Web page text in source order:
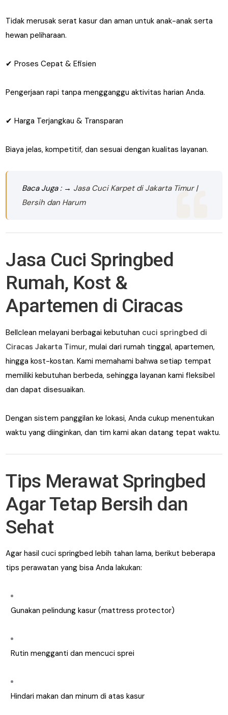
Tidak merusak serat kasur dan aman untuk anak-anak serta
hewan peliharaan.
✔ Proses Cepat & Efisien
Pengerjaan rapi tanpa mengganggu aktivitas harian Anda.
✔ Harga Terjangkau & Transparan
Biaya jelas, kompetitif, dan sesuai dengan kualitas layanan.
Baca Juga : → Jasa Cuci Karpet di Jakarta Timur |
Bersih dan Harum
Jasa Cuci Springbed
Rumah, Kost &
Apartemen di Ciracas
Bellclean melayani berbagai kebutuhan cuci springbed di
Ciracas Jakarta Timur, mulai dari rumah tinggal, apartemen,
hingga kost-kostan. Kami memahami bahwa setiap tempat
memiliki kebutuhan berbeda, sehingga layanan kami fleksibel
dan dapat disesuaikan.
Dengan sistem panggilan ke lokasi, Anda cukup menentukan
waktu yang diinginkan, dan tim kami akan datang tepat waktu.
Tips Merawat Springbed
Agar Tetap Bersih dan
Sehat
Agar hasil cuci springbed lebih tahan lama, berikut beberapa
tips perawatan yang bisa Anda lakukan:
Gunakan pelindung kasur (mattress protector)
Rutin mengganti dan mencuci sprei
Hindari makan dan minum di atas kasur